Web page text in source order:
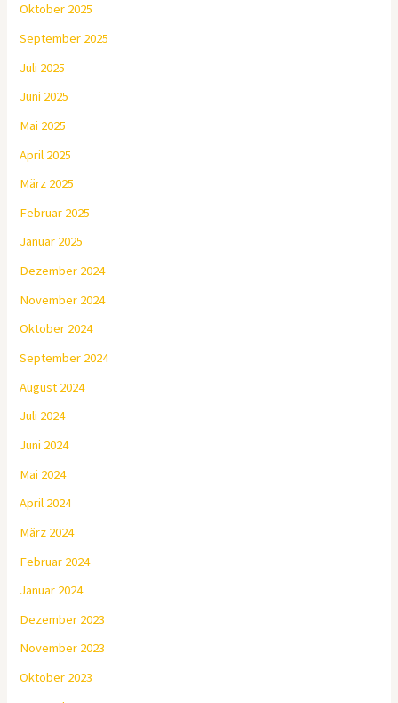
Oktober 2025
September 2025
Juli 2025
Juni 2025
Mai 2025
April 2025
März 2025
Februar 2025
Januar 2025
Dezember 2024
November 2024
Oktober 2024
September 2024
August 2024
Juli 2024
Juni 2024
Mai 2024
April 2024
März 2024
Februar 2024
Januar 2024
Dezember 2023
November 2023
Oktober 2023